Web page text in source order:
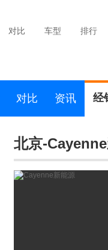
对比 车型 排行
对比 资讯 经
北京-